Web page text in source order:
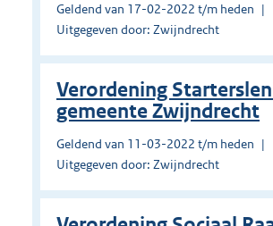
Geldend van 17-02-2022 t/m heden
Uitgegeven door: Zwijndrecht
Verordening
gemeente Zwijndrecht
Geldend van 11-03-2022 t/m heden
Uitgegeven door: Zwijndrecht